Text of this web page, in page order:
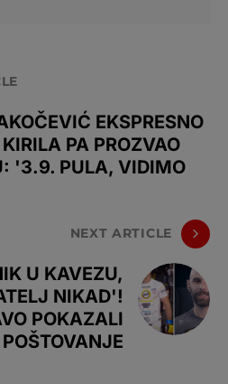
EKSPRESNO
PA PROZVAO
'3.9. PULA, VIDIMO
NEXT ARTICLE
U KAVEZU,
NIKAD'!
POKAZALI